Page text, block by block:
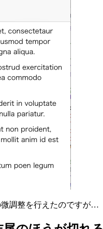
調整を行えたのですが…